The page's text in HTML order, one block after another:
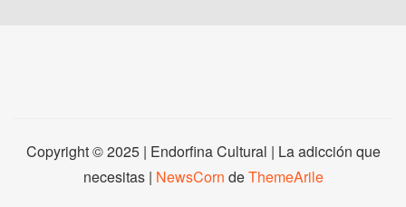
Copyright © 2025 | Endorfina Cultural | La adicción que
necesitas | NewsCorn deThemeArile